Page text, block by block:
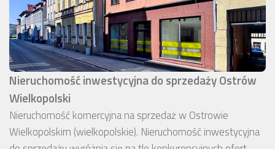
Nieruchomość inwestycyjna do sprzedaży Ostrów
Wielkopolski
Nieruchomość komercyjna na sprzedaż w Ostrowie
Wielkopolskim (wielkopolskie). Nieruchomość inwestycyjna